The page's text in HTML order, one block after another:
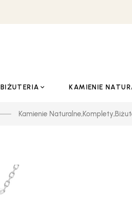
BIŻUTERIA KAMIENIE
Kamienie Naturalne,Komplety,